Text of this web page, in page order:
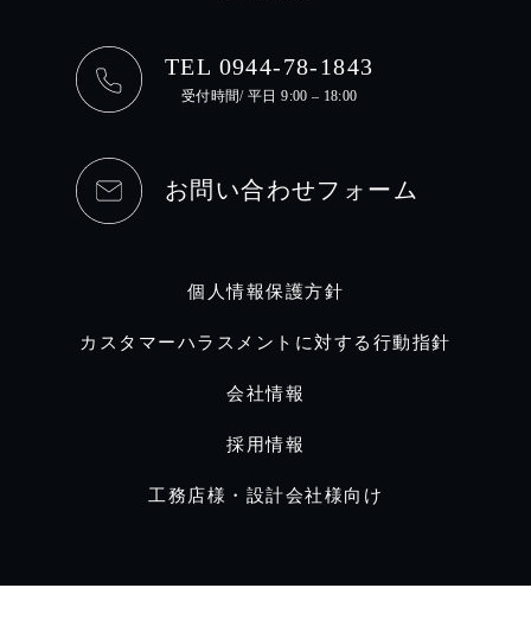
TEL 0944-78-1843
受付時間/ 平日 9:00 – 18:00
お問い合わせフォーム
個人情報保護方針
カスタマーハラスメントに対する行動指針
会社情報
採用情報
工務店様・設計会社様向け